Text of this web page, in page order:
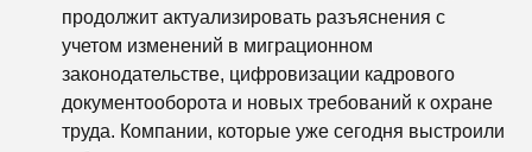
продолжит актуализировать разъяснения с
учетом изменений в миграционном
законодательстве, цифровизации кадрового
документооборота и новых требований к охране
труда. Компании, которые уже сегодня выстроили